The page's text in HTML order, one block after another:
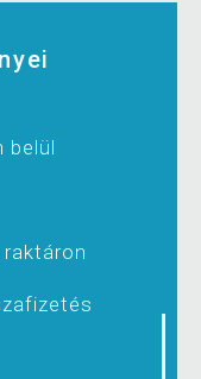
belül
raktáron